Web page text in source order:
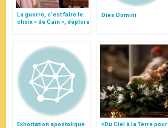
La guerre, c’est faire le
choix « de Caïn », déplore
Dies Domini
Exhortation apostolique «Du Ciel à la Terre pour